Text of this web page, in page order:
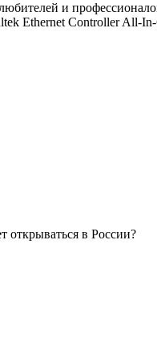
и
Ethernet Controller All-
открываться в России?